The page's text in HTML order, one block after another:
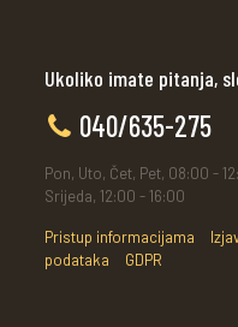
Ukoliko imate pitanja,
040/635-275
Pon, Uto, Čet, Pet, 08:00 -
Srijeda, 12:00 - 16:00
Pristup informacijama
podataka
GDPR